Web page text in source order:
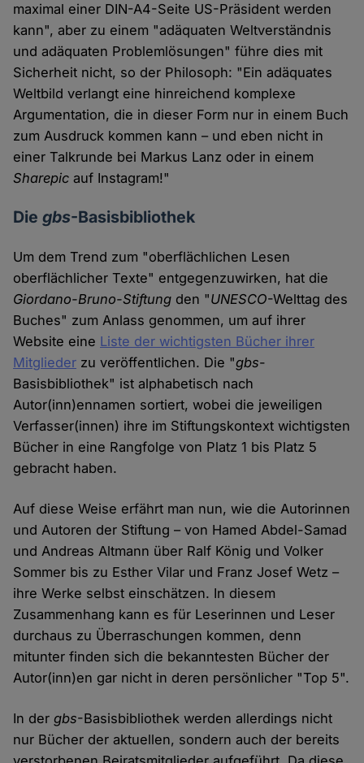
maximal einer DIN-A4-Seite US-Präsident werden
kann", aber zu einem "adäquaten Weltverständnis
und adäquaten Problemlösungen" führe dies mit
Sicherheit nicht, so der Philosoph: "Ein adäquates
Weltbild verlangt eine hinreichend komplexe
Argumentation, die in dieser Form nur in einem Buch
zum Ausdruck kommen kann – und eben nicht in
einer Talkrunde bei Markus Lanz oder in einem
Sharepicauf Instagram!"
Diegbs-Basisbibliothek
Um dem Trend zum "oberflächlichen Lesen
oberflächlicher Texte" entgegenzuwirken, hat die
Giordano-Bruno-Stiftung den "UNESCO-Welttag des
Buches" zum Anlass genommen, um auf ihrer
Website eine Liste der wichtigsten Bücher ihrer
Mitglieder zu veröffentlichen. Die "gbs-
Basisbibliothek" ist alphabetisch nach
Autor(inn)ennamen sortiert, wobei die jeweiligen
Verfasser(innen) ihre im Stiftungskontext wichtigsten
Bücher in eine Rangfolge von Platz 1 bis Platz 5
gebracht haben.
Auf diese Weise erfährt man nun, wie die Autorinnen
und Autoren der Stiftung – von Hamed Abdel-Samad
und Andreas Altmann über Ralf König und Volker
Sommer bis zu Esther Vilar und Franz Josef Wetz –
ihre Werke selbst einschätzen. In diesem
Zusammenhang kann es für Leserinnen und Leser
durchaus zu Überraschungen kommen, denn
mitunter finden sich die bekanntesten Bücher der
Autor(inn)en gar nicht in deren persönlicher "Top 5".
In dergbs-Basisbibliothek werden allerdings nicht
nur Bücher der aktuellen, sondern auch der bereits